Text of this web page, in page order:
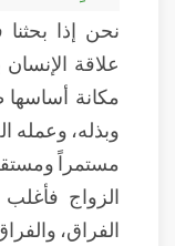
نحن إذا
علاقة
مكانة أساسها
وبذله، وعمله
مستمراً
الزواج
الفراق،